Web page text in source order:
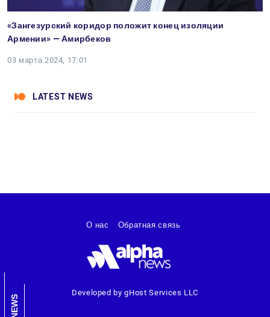
«Зангезурский коридор положит конец изоляции
Армении» — Амирбеков
03 марта 2024, 17:01
LATEST NEWS
NEWS
Developed by gHost Services LLC
О нас Обратная связь